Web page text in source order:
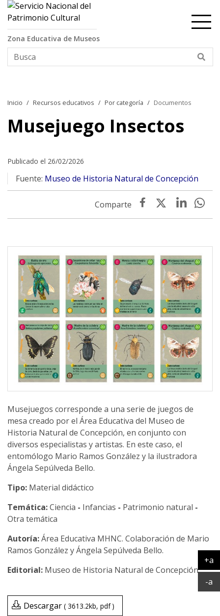
Contenido principal
Zona Educativa de Museos
Inicio Recursos educativos Por categoría Documentos
Musejuego Insectos
Publicado el 26/02/2026
Fuente: Museo de Historia Natural de Concepción
Musejuegos corresponde a una serie de juegos de
mesa creado por el Área Educativa del Museo de
Historia Natural de Concepción, en conjunto con
diversos especialistas y artistas. En este caso, el
entomólogo Mario Ramos González y la ilustradora
Ángela Sepúlveda Bello.
Tipo: Material didáctico
Temática:Ciencia - Infancias - Patrimonio natural -
Otra temática
Área Educativa MHNC. Colaboración de Mario
Ramos González y Ángela Sepúlveda Bello.
Museo de Historia Natural de Concepción
Descargar 3613.2kb pdf
+a
-a